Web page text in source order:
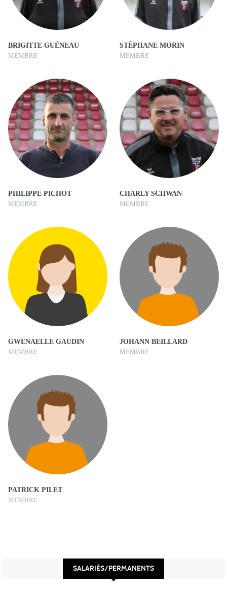
BRIGITTE GUÉNEAU
MEMBRE
STÉPHANE MORIN
MEMBRE
PHILIPPE PICHOT
MEMBRE
CHARLY SCHWAN
MEMBRE
GWENAELLE GAUDIN
MEMBRE
JOHANN BEILLARD
MEMBRE
PATRICK PILET
MEMBRE
SALARIÉS/PERMANENTS